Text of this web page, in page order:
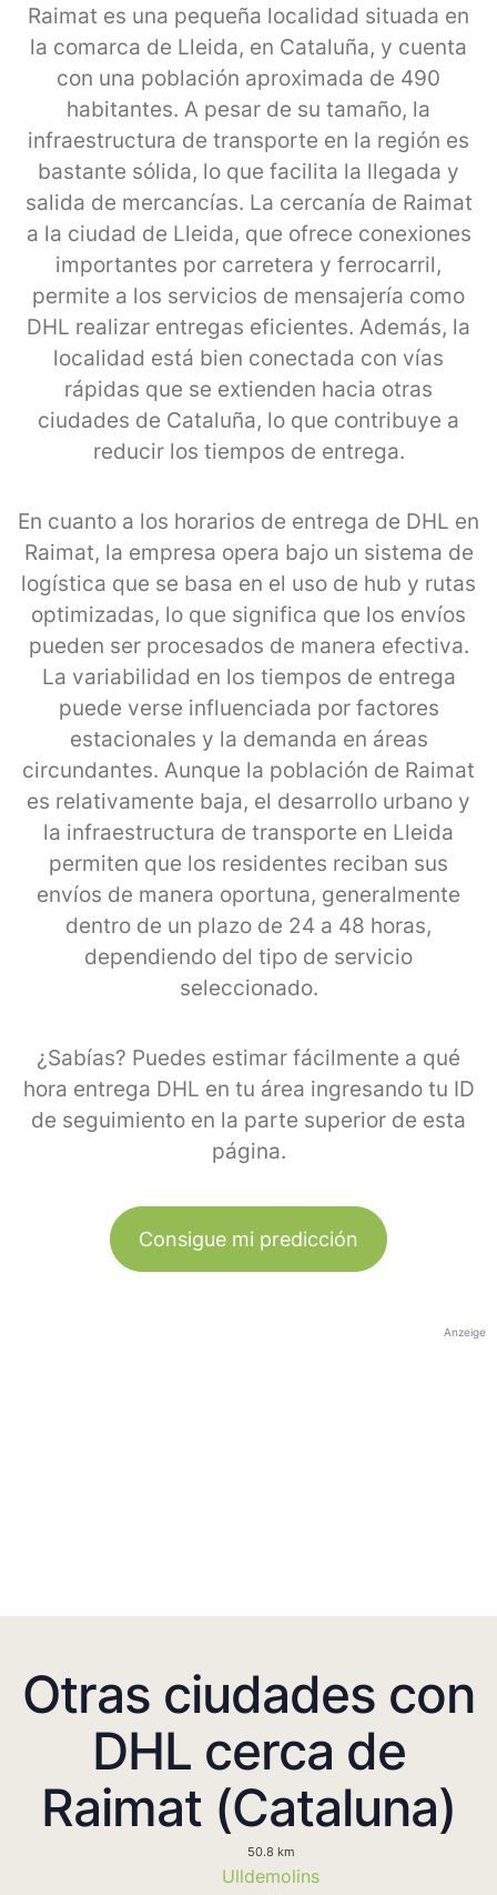
Raimat es una pequeña localidad situada en
la comarca de Lleida, en Cataluña, y cuenta
con una población aproximada de 490
habitantes. A pesar de su tamaño, la
infraestructura de transporte en la región es
bastante sólida, lo que facilita la llegada y
salida de mercancías. La cercanía de Raimat
a la ciudad de Lleida, que ofrece conexiones
importantes por carretera y ferrocarril,
permite a los servicios de mensajería como
DHL realizar entregas eficientes. Además, la
localidad está bien conectada con vías
rápidas que se extienden hacia otras
ciudades de Cataluña, lo que contribuye a
reducir los tiempos de entrega.
En cuanto a los horarios de entrega de DHL en
Raimat, la empresa opera bajo un sistema de
logística que se basa en el uso de hub y rutas
optimizadas, lo que significa que los envíos
pueden ser procesados de manera efectiva.
La variabilidad en los tiempos de entrega
puede verse influenciada por factores
estacionales y la demanda en áreas
circundantes. Aunque la población de Raimat
es relativamente baja, el desarrollo urbano y
la infraestructura de transporte en Lleida
permiten que los residentes reciban sus
envíos de manera oportuna, generalmente
dentro de un plazo de 24 a 48 horas,
dependiendo del tipo de servicio
seleccionado.
¿Sabías? Puedes estimar fácilmente a qué
hora entrega DHL en tu área ingresando tu ID
de seguimiento en la parte superior de esta
página.
Consigue mi predicción
Anzeige
Otras ciudades con
DHL cerca de
Raimat (Cataluna)
50.8 km
Ulldemolins